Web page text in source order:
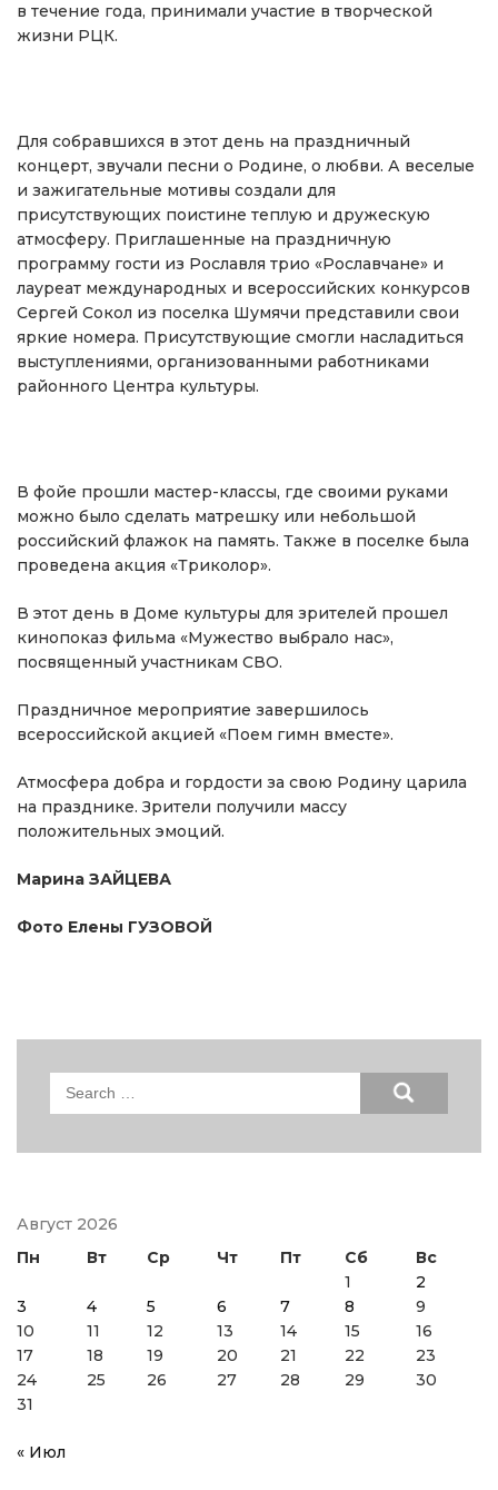
в течение года, принимали участие в творческой
жизни РЦК.
Для собравшихся в этот день на праздничный
концерт, звучали песни о Родине, о любви. А веселые
и зажигательные мотивы создали для
присутствующих поистине теплую и дружескую
атмосферу. Приглашенные на праздничную
программу гости из Рославля трио «Рославчане» и
лауреат международных и всероссийских конкурсов
Сергей Сокол из поселка Шумячи представили свои
яркие номера. Присутствующие смогли насладиться
выступлениями, организованными работниками
районного Центра культуры.
В фойе прошли мастер-классы, где своими руками
можно было сделать матрешку или небольшой
российский флажок на память. Также в поселке была
проведена акция «Триколор».
В этот день в Доме культуры для зрителей прошел
кинопоказ фильма «Мужество выбрало нас»,
посвященный участникам СВО.
Праздничное мероприятие завершилось
всероссийской акцией «Поем гимн вместе».
Атмосфера добра и гордости за свою Родину царила
на празднике. Зрители получили массу
положительных эмоций.
Марина ЗАЙЦЕВА
Фото Елены ГУЗОВОЙ
Search
Август 2026
Пн
Вт Ср Чт Пт Сб
Вс
1
2
3
4 5 6 7 8
9
10
11 12 13 14 15
16
17
18 19 20 21 22
23
24
25 26 27 28 29
30
31
« Июл